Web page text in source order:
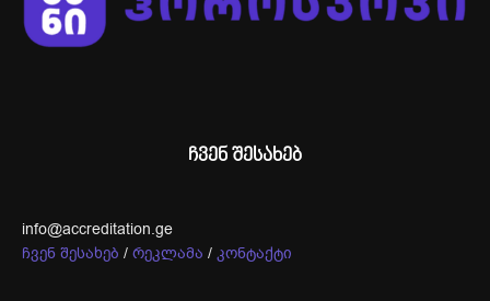
ჩვენ შესახებ
info@accreditation.ge
ჩვენ შესახებ / რეკლამა / კონტაქტი